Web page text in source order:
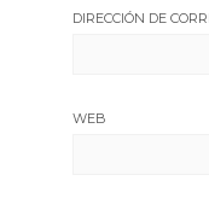
DIRECCIÓN DE
WEB